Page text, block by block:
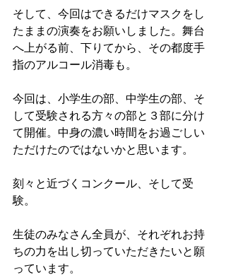
そして、今回はできるだけマスクをし
たままの演奏をお願いしました。舞台
へ上がる前、下りてから、その都度手
指のアルコール消毒も。
今回は、小学生の部、中学生の部、そ
して受験される方々の部と３部に分け
て開催。中身の濃い時間をお過ごしい
ただけたのではないかと思います。
刻々と近づくコンクール、そして受
験。
生徒のみなさん全員が、それぞれお持
ちの力を出し切っていただきたいと願
っています。